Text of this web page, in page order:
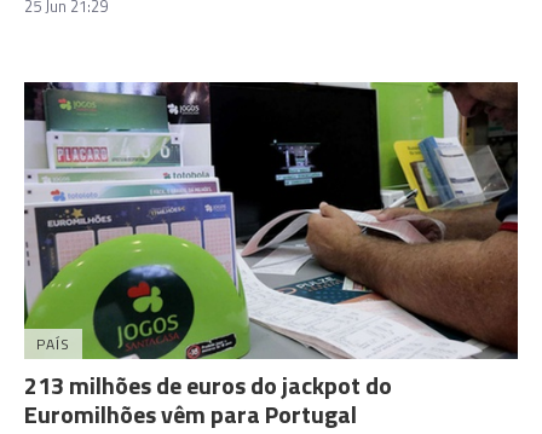
25 Jun 21:29
PAÍS
213 milhões de euros do jackpot do
Euromilhões vêm para Portugal